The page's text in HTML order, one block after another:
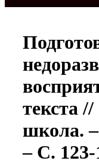
текста
школа.
– С. 123-